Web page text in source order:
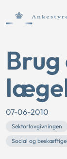
07-06-2010
Sektorlovgivningen
Social og